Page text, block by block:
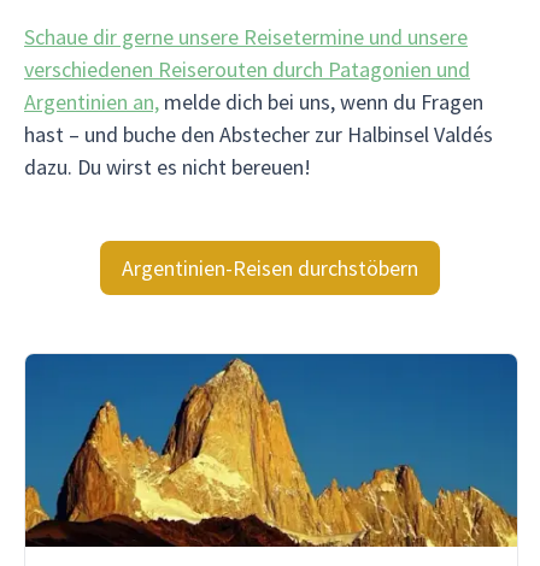
Schaue dir gerne unsere Reisetermine und unsere
verschiedenen Reiserouten durch Patagonien und
Argentinien an, melde dich bei uns, wenn du Fragen
hast – und buche den Abstecher zur Halbinsel Valdés
dazu. Du wirst es nicht bereuen!
Argentinien-Reisen durchstöbern